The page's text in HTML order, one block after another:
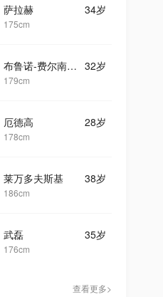
34岁
萨拉赫
175cm
32岁
布鲁诺-费尔南德斯
179cm
28岁
厄德高
178cm
38岁
莱万多夫斯基
186cm
35岁
武磊
176cm
查看更多>